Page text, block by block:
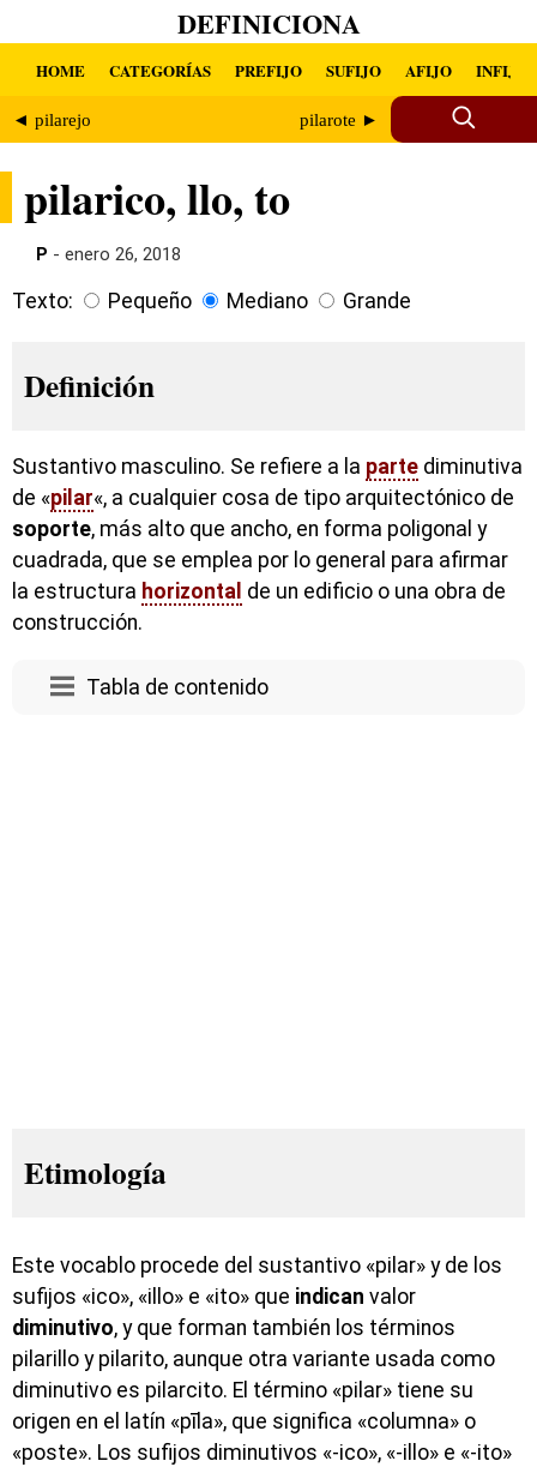
DEFINICIONA
HOME CATEGORÍAS PREFIJO SUFIJO AFIJO INFIJO
◄ pilarejo pilarote ►
pilarico, llo, to
P - enero 26, 2018
Texto: Pequeño Mediano Grande
Definición
Sustantivo masculino. Se refiere a la parte diminutiva
de «pilar«, a cualquier cosa de tipo arquitectónico de
soporte, más alto que ancho, en forma poligonal y
cuadrada, que se emplea por lo general para afirmar
la estructura horizontal de un edificio o una obra de
construcción.
Tabla de contenido
Etimología
Este vocablo procede del sustantivo «pilar» y de los
sufijos «ico», «illo» e «ito» que indican valor
diminutivo, y que forman también los términos
pilarillo y pilarito, aunque otra variante usada como
diminutivo es pilarcito. El término «pilar» tiene su
origen en el latín «pīla», que significa «columna» o
«poste». Los sufijos diminutivos «-ico», «-illo» e «-ito»